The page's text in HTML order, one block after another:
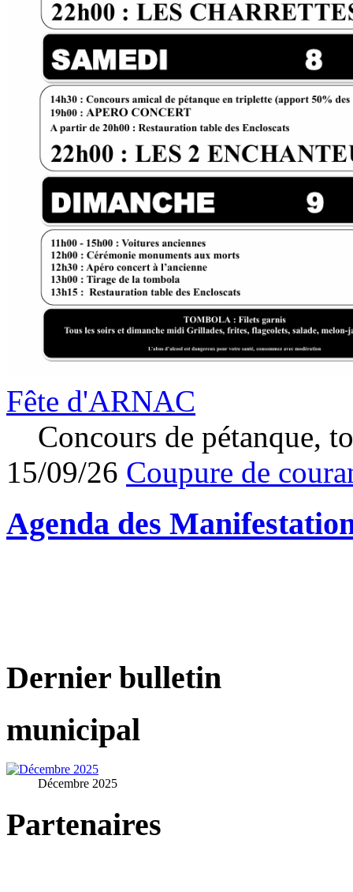
Fête d'ARNAC
Concours de pétanque,
15/09/26 Coupure de
Agenda des
Dernier bulletin
municipal
Décembre 2025
Partenaires